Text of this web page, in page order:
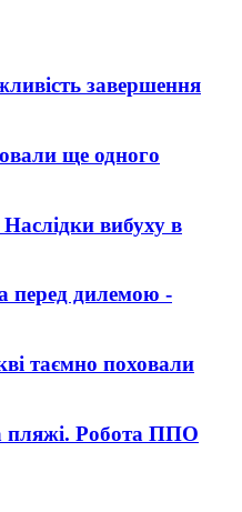
завершення
ще одного
Наслідки вибуху в
перед дилемою -
таємно поховали
пляжі. Робота ППО